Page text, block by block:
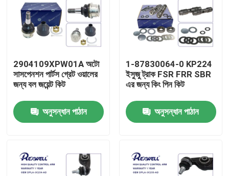
ভিডিও
2904109XPW01A অটো
সাসপেনশন পার্টস গ্রেট ওয়ালের
জন্য বল জয়েন্ট কিট
অনুসন্ধান পাঠান
1-87830064-0 KP224
ইসুজু ট্রাক FSR FRR SBR
এর জন্য কিং পিন কিট
অনুসন্ধান পাঠান